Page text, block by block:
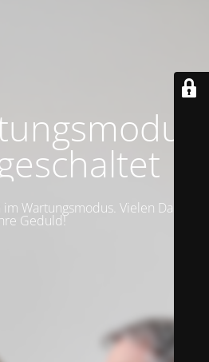
Wartungsmodus. Vielen Dank für
Geduld!